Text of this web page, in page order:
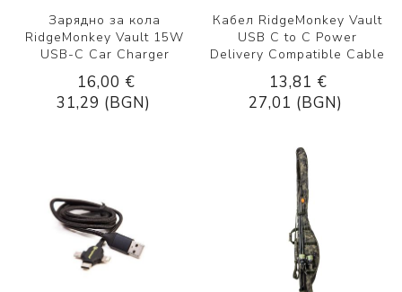
Зарядно за кола
RidgeMonkey Vault 15W
USB-C Car Charger
16,00 €
31,29 (BGN)
Кабел RidgeMonkey Vault
USB C to C Power
Delivery Compatible Cable
13,81 €
27,01 (BGN)